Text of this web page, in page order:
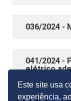
Este site usa
experiência,
036/2024 -
041/2024 -
elétrico